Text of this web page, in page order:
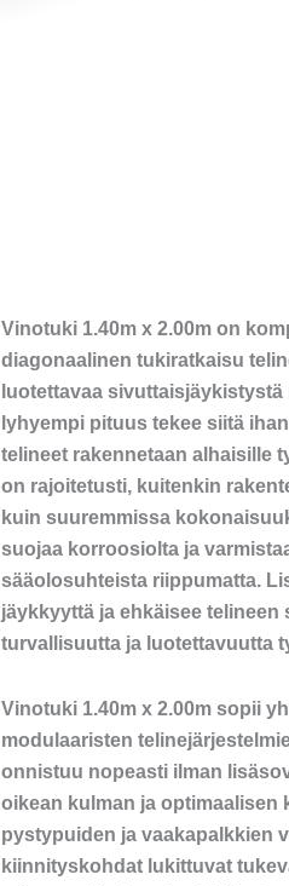
Vinotuki 1.40m x 2.00m on
diagonaalinen tukiratkaisu
luotettavaa
lyhyempi pituus tekee siitä
telineet rakennetaan alhaisille
on rajoitetusti, kuitenkin
kuin suuremmissa
suojaa korroosiolta ja
sääolosuhteista riippumatta.
jäykkyyttä ja ehkäisee
turvallisuutta ja luotettavuutta
Vinotuki 1.40m x 2.00m sopii
modulaaristen
onnistuu nopeasti ilman
oikean kulman ja optimaalisen
pystypuiden ja vaakapalkkien
kiinnityskohdat lukittuvat